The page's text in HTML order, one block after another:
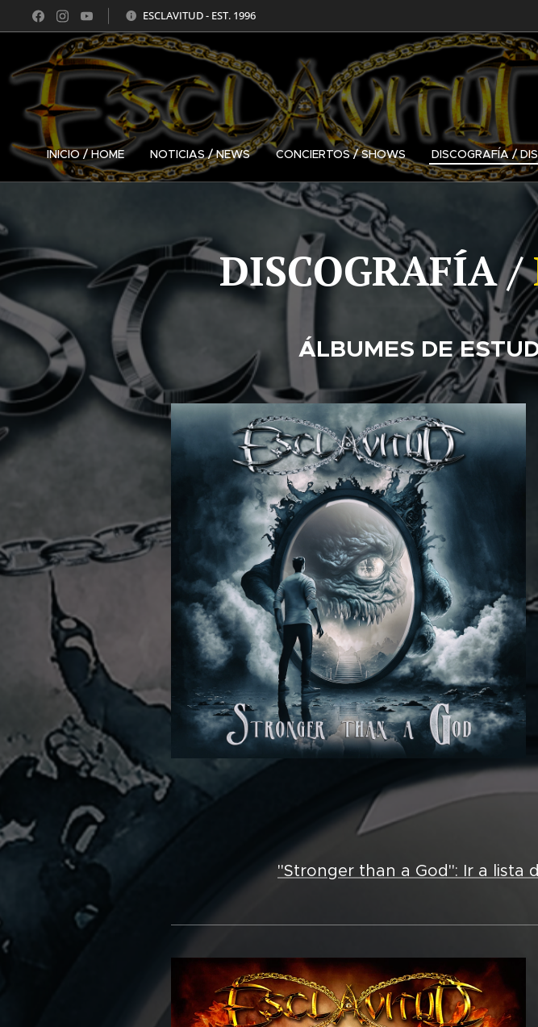
ESCLAVITUD - EST. 1996
INICIO / HOME NOTICIAS / NEWS CONCIERTOS / SHOWS DISCOGRAFÍA /
DISCOGRAFÍA /
ÁLBUMES DE
"Stronger than a God": Ir a lista